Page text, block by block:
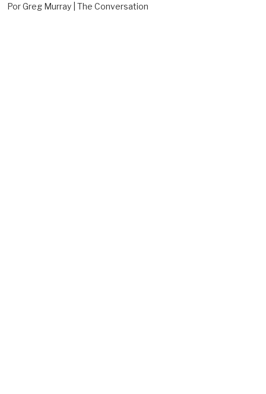
Por Greg Murray | The Conversation